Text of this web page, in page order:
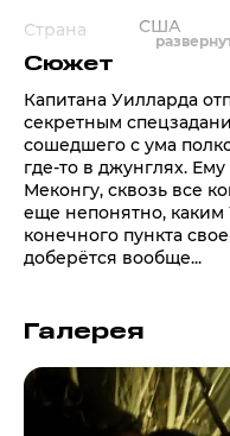
Страна
США
Время
Возраст 18+
Дата выхода 1979
Сюжет
Капитана Уилларда
секретным
сошедшего с ума
где-то в джунглях.
Меконгу, сквозь все
еще непонятно, каким
конечного пункта
доберётся вообще...
Галерея